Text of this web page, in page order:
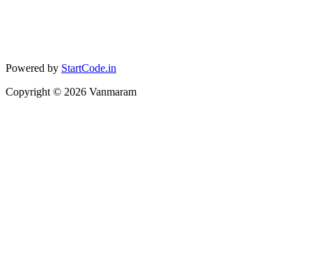
Powered by StartCode.in
Copyright © 2026 Vanmaram